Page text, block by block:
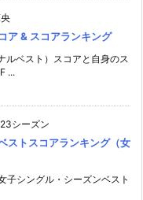
ア & スコアランキング
ルベスト）スコアと自身のス
...
シーズン
ストスコアランキング（女
シングル・シーズンベスト